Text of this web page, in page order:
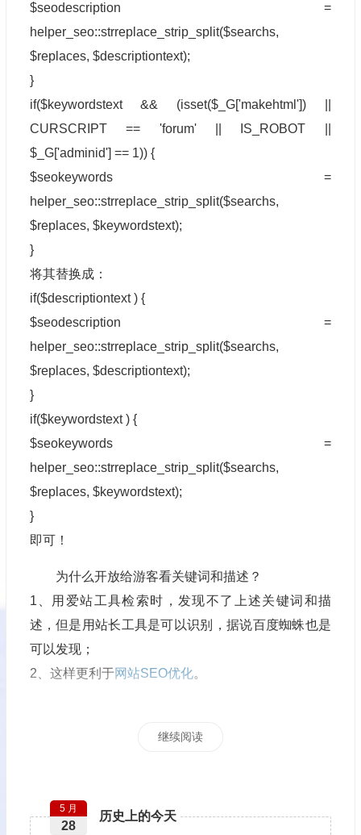
$seodescription =
helper_seo::strreplace_strip_split($searchs,
$replaces, $descriptiontext);
}
if($keywordstext && (isset($_G['makehtml']) ||
CURSCRIPT == 'forum' || IS_ROBOT ||
$_G['adminid'] == 1)) {
$seokeywords =
helper_seo::strreplace_strip_split($searchs,
$replaces, $keywordstext);
}
将其替换成：
if($descriptiontext ) {
$seodescription =
helper_seo::strreplace_strip_split($searchs,
$replaces, $descriptiontext);
}
if($keywordstext ) {
$seokeywords =
helper_seo::strreplace_strip_split($searchs,
$replaces, $keywordstext);
}
即可！
为什么开放给游客看关键词和描述？
1、用爱站工具检索时，发现不了上述关键词和描
述，但是用站长工具是可以识别，据说百度蜘蛛也是
可以发现；
2、这样更利于网站SEO优化。
继续阅读
历史上的今天
5 月
28